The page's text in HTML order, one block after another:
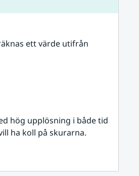
ett värde utifrån
hög upplösning i både tid
ha koll på skurarna.